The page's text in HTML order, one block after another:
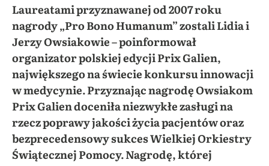
Laureatami przyznawanej od 2007 roku
nagrody „Pro Bono Humanum” zostali Lidia i
Jerzy Owsiakowie – poinformował
organizator polskiej edycji Prix Galien,
największego na świecie konkursu innowacji
w medycynie. Przyznając nagrodę Owsiakom
Prix Galien doceniła niezwykłe zasługi na
rzecz poprawy jakości życia pacjentów oraz
bezprecedensowy sukces Wielkiej Orkiestry
Świątecznej Pomocy. Nagrodę, której